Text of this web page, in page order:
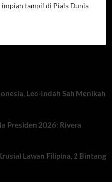
impian tampil di Piala Dunia
Leo-Indah Sah Menikah
Presiden 2026: Rivera
Lawan Filipina, 2 Bintang